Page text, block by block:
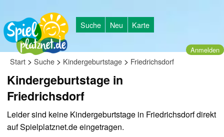
Suche Neu Karte
Anmelden
Start > Suche > Kindergeburtstage > Friedrichsdorf
Kindergeburtstage in
Friedrichsdorf
Leider sind keine Kindergeburtstage in Friedrichsdorf direkt
auf Spielplatznet.de eingetragen.